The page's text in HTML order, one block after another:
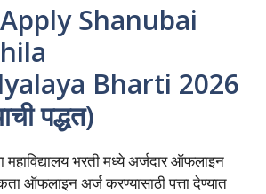
Shanubai
Bharti 2026
पद्धत)
महाविद्यालय भरती मध्ये अर्जदार ऑफलाइन
ऑफलाइन अर्ज करण्यासाठी पत्ता देण्यात